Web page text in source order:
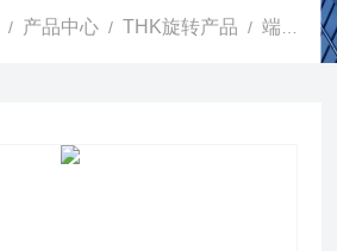
/ 产品中心 / THK旋转产品 /端面球轴承